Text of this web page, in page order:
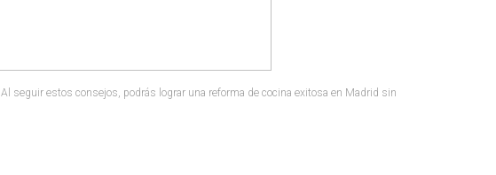
Al seguir estos consejos, podrás lograr una reforma de cocina exitosa en Madrid sin